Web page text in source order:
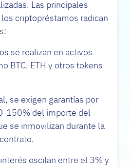
Las principales
criptopréstamos radican
se realizan en activos
BTC, ETH y otros tokens
se exigen garantías por
150% del importe del
se inmovilizan durante la
oscilan entre el 3% y